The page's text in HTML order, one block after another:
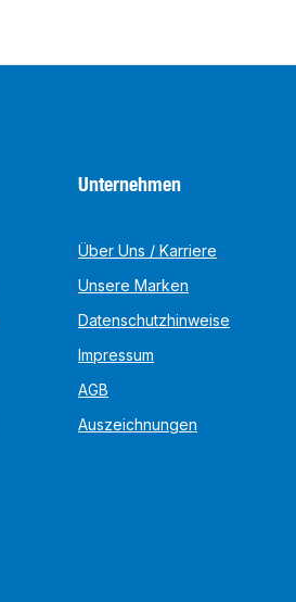
Unternehmen
Über Uns / Karriere
Unsere Marken
Datenschutzhinweise
Impressum
AGB
Auszeichnungen